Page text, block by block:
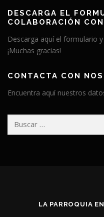
DESCARGA EL
COLABORACIÓN
Descarga aquí el formulario
¡Muchas gracias!
CONTACTA CON
Encuentra aquí nuestros
LA PARROQUIA